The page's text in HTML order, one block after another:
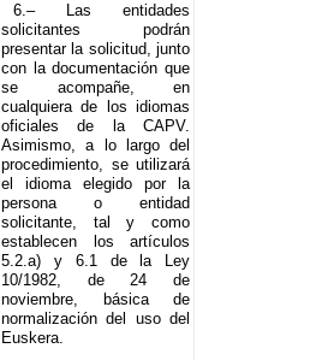
6.– Las entidades
solicitantes podrán
presentar la solicitud, junto
con la documentación que
se acompañe, en
cualquiera de los idiomas
oficiales de la CAPV.
Asimismo, a lo largo del
procedimiento, se utilizará
el idioma elegido por la
persona o entidad
solicitante, tal y como
establecen los artículos
5.2.a) y 6.1 de la Ley
10/1982, de 24 de
noviembre, básica de
normalización del uso del
Euskera.